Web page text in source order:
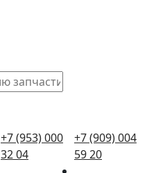
+7 (953) 000
32 04
+7 (909) 004
59 20